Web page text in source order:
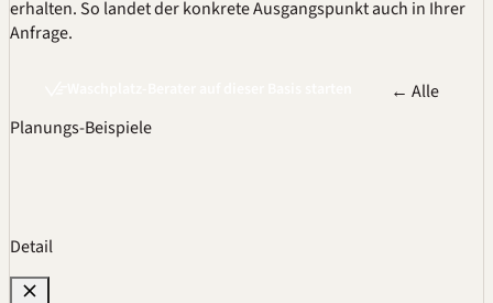
erhalten. So landet der konkrete Ausgangspunkt auch in Ihrer
Anfrage.
← Alle
Planungs-Beispiele
Detail